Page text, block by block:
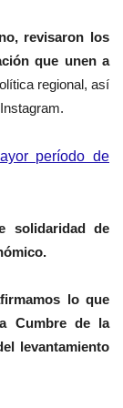
revisaron los
que unen a
regional, así
período de
solidaridad de
lo que
Cumbre de la
levantamiento